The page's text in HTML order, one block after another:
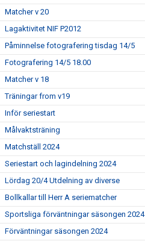
Matcher v 20
Lagaktivitet NIF P2012
Påminnelse fotografering tisdag 14/5
Fotografering 14/5 18.00
Matcher v 18
Träningar from v19
Inför seriestart
Målvaktsträning
Matchställ 2024
Seriestart och lagindelning 2024
Lördag 20/4 Utdelning av diverse
Bollkallar till Herr A seriematcher
Sportsliga förväntningar säsongen 2024
Förväntningar säsongen 2024